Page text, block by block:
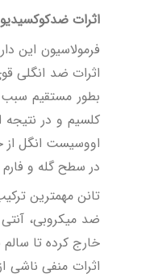
اثرات
فرمولاسیون این
اثرات ضد انگلی
بطور مستقیم سبب
کلسیم و در
اووسیست انگل
در سطح گله و
تانن مهمترین
ضد میکروبی،
خارج کرده تا
اثرات منفی ناشی